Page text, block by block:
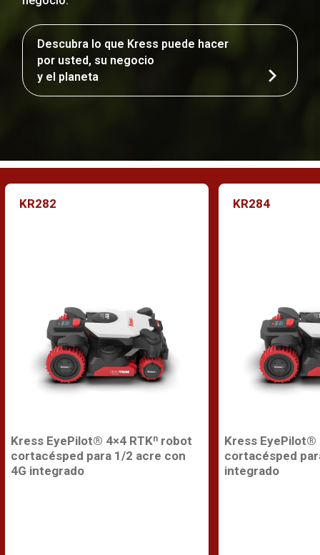
Descubra lo que Kress puede hacer
por usted, su negocio
y el planeta
KR282
Kress EyePilot® 4×4 RTKⁿ robot
cortacésped para 1/2 acre con
4G integrado
KR284
Kress EyePilot®
cortacésped
integrado